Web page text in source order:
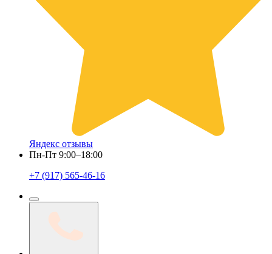
Яндекс отзывы
Пн-Пт 9:00–18:00
+7 (917) 565-46-16